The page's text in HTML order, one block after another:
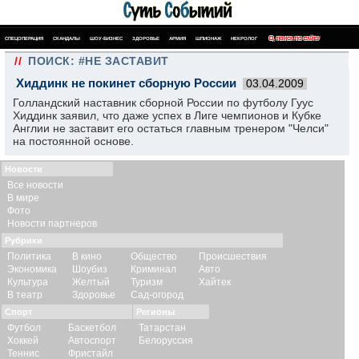
СПЕЦОПЕРАЦИЯ СКАНДАЛЫ ШОУ-БИЗНЕС ЗДОРОВЬЕ АРМИЯ ШПИОНАЖ НЕКРОЛОГ ПОИСК ПО САЙТУ
// ПОИСК: #НЕ ЗАСТАВИТ
Хиддинк не покинет сборную России 03.04.2009
Голландский наставник сборной России по футболу Гуус
Хиддинк заявил, что даже успех в Лиге чемпионов и Кубке
Англии не заставит его остаться главным тренером "Челси"
на постоянной основе.
Новости
Все новости
В мире
Фото
Новости партнеров
Рубрики
Политика
Экономика
Культура
В театр
В кино
Шоубиз
Желтый
Здоровье
Общество
Криминал
Туризм
Сад-огород
Происшествия
Авто
Хайтек
Спорт
Футбол
Хоккей
Теннис
Баскетбол
Автоспорт
Фристайл
Регионы
Татарстан
Белоруссия